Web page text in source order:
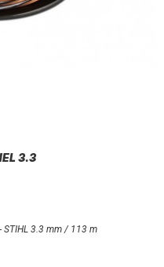
3.3
STIHL 3.3 mm / 113 m